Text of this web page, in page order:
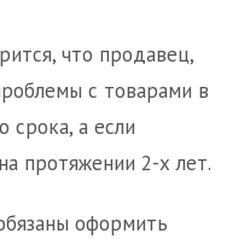
что продавец,
с товарами в
срока, а если
протяжении 2-х лет.
оформить